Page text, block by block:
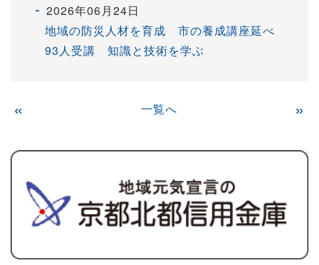
2026年06月24日
地域の防災人材を育成 市の養成講座延べ
93人受講 知識と技術を学ぶ
« 一覧へ